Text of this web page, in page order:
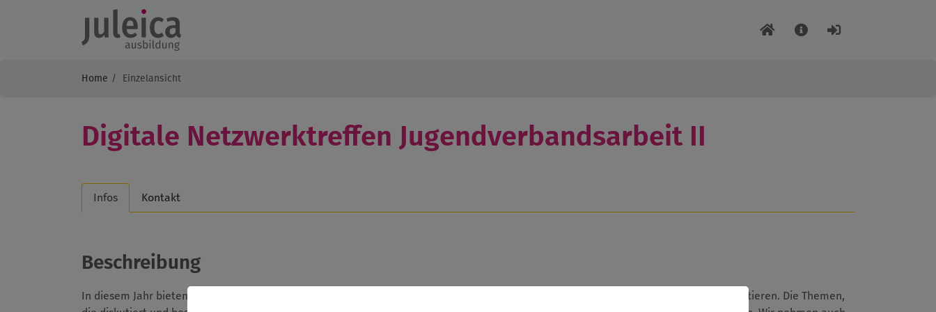
Home Einzelansicht
Digitale Netzwerktreffen Jugendverbandsarbeit II
Infos Kontakt
Beschreibung
In diesem Jahr bieten wir vier Netzwerktreffen im virtuellen Raum an, um die aktuellen Themen der Kinder- und Jugendarbeit zu diskutieren. Die Themen,